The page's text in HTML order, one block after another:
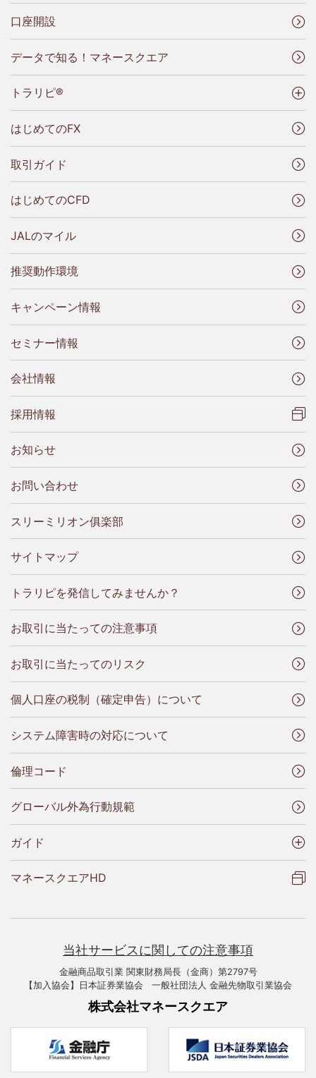
口座開設
データで知る！マネースクエア
トラリピ®
はじめてのFX
取引ガイド
はじめてのCFD
JALのマイル
推奨動作環境
キャンペーン情報
セミナー情報
会社情報
採用情報
お知らせ
お問い合わせ
スリーミリオン俱楽部
サイトマップ
トラリピを発信してみませんか？
お取引に当たっての注意事項
お取引に当たってのリスク
個人口座の税制（確定申告）について
システム障害時の対応について
倫理コード
グローバル外為行動規範
ガイド
マネースクエアHD
当社サービスに関しての注意事項
金融商品取引業 関東財務局長（金商）第2797号
【加入協会】日本証券業協会 一般社団法人 金融先物取引業協会
株式会社マネースクエア